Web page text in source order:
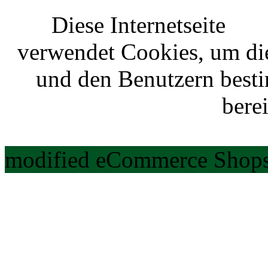
Diese Internetseite
verwendet Cookies, um
und den Benutzern
modified eCommerce